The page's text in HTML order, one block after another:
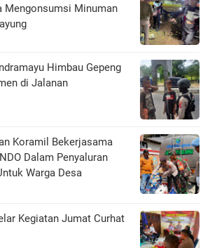
Mengonsumsi Minuman
Himbau Gepeng
di Jalanan
Koramil Bekerjasama
Dalam Penyaluran
Warga Desa
Kegiatan Jumat Curhat